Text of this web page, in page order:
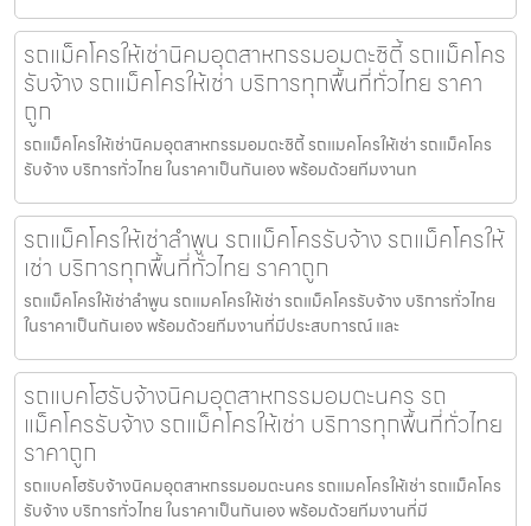
รถแม็คโครให้เช่านิคมอุตสาหกรรมอมตะซิตี้ รถแม็คโคร
รับจ้าง รถแม็คโครให้เช่า บริการทุกพื้นที่ทั่วไทย ราคา
ถูก
รถแม็คโครให้เช่านิคมอุตสาหกรรมอมตะซิตี้ รถแมคโครให้เช่า รถแม็คโคร
รับจ้าง บริการทั่วไทย ในราคาเป็นกันเอง พร้อมด้วยทีมงานท
รถแม็คโครให้เช่าลำพูน รถแม็คโครรับจ้าง รถแม็คโครให้
เช่า บริการทุกพื้นที่ทั่วไทย ราคาถูก
รถแม็คโครให้เช่าลำพูน รถแมคโครให้เช่า รถแม็คโครรับจ้าง บริการทั่วไทย
ในราคาเป็นกันเอง พร้อมด้วยทีมงานที่มีประสบการณ์ และ
รถแบคโฮรับจ้างนิคมอุตสาหกรรมอมตะนคร รถ
แม็คโครรับจ้าง รถแม็คโครให้เช่า บริการทุกพื้นที่ทั่วไทย
ราคาถูก
รถแบคโฮรับจ้างนิคมอุตสาหกรรมอมตะนคร รถแมคโครให้เช่า รถแม็คโคร
รับจ้าง บริการทั่วไทย ในราคาเป็นกันเอง พร้อมด้วยทีมงานที่มี